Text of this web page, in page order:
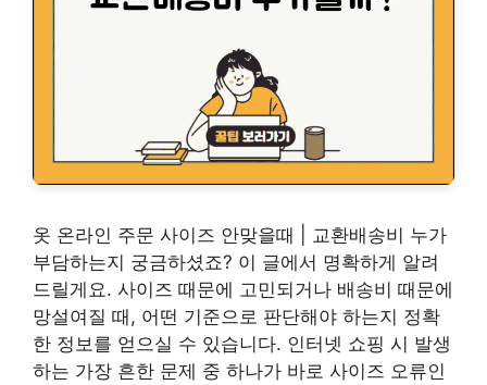
옷 온라인 주문 사이즈 안맞을때 | 교환배송비 누가
부담하는지 궁금하셨죠? 이 글에서 명확하게 알려
드릴게요. 사이즈 때문에 고민되거나 배송비 때문에
망설여질 때, 어떤 기준으로 판단해야 하는지 정확
한 정보를 얻으실 수 있습니다. 인터넷 쇼핑 시 발생
하는 가장 흔한 문제 중 하나가 바로 사이즈 오류인